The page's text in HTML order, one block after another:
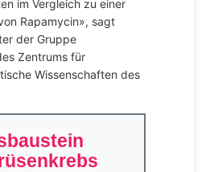
im Vergleich zu einer
Rapamycin», sagt
der Gruppe
Zentrums für
Wissenschaften des